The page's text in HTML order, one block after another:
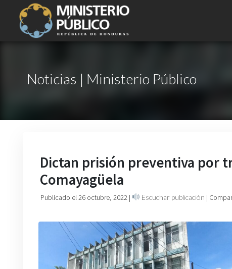
Noticias | Ministerio Público
Dictan prisión preventiva por
Comayagüela
Publicado el 26 octubre, 2022 | Escuchar publicación |